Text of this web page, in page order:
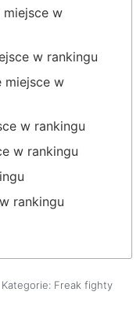
miejsce w
w rankingu
miejsce w
w rankingu
w rankingu
rankingu
Kategorie: Freak fighty